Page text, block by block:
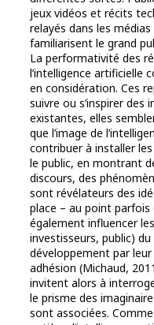
jeux vidéos et récits
relayés dans les
familiarisent le grand
La performativité des
l’intelligence artificielle
en considération. Ces
suivre ou s’inspirer des
existantes, elles
que l’image de
contribuer à installer
le public, en montrant
discours, des
sont révélateurs des
place – au point parfois
également influencer
investisseurs, public)
développement par
adhésion (Michaud,
invitent alors à
le prisme des
sont associées.